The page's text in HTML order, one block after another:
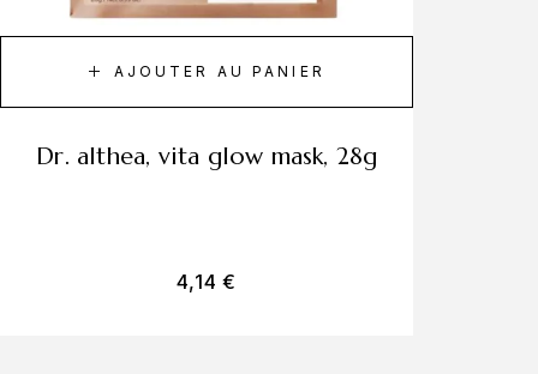
AJOUTER AU PANIER
dr. althea, vita glow mask, 28g
4,14€